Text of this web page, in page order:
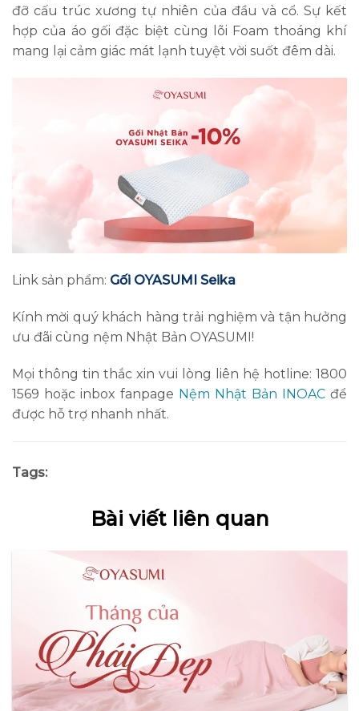
đỡ cấu trúc xương tự nhiên của đầu và cổ. Sự kết
hợp của áo gối đặc biệt cùng lõi Foam thoáng khí
mang lại cảm giác mát lạnh tuyệt vời suốt đêm dài.
Link sản phẩm: Gối OYASUMI Seika
Kính mời quý khách hàng trải nghiệm và tận hưởng
ưu đãi cùng nệm Nhật Bản OYASUMI!
Mọi thông tin thắc xin vui lòng liên hệ hotline: 1800
1569 hoặc inbox fanpage Nệm Nhật Bản INOAC để
được hỗ trợ nhanh nhất.
Tags:
Bài viết liên quan